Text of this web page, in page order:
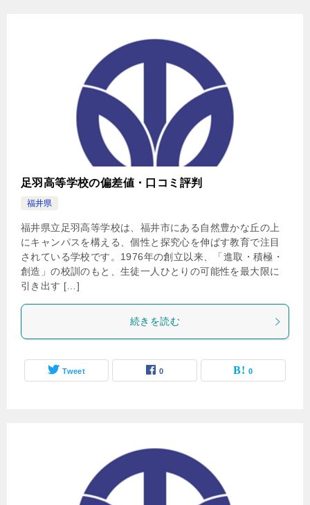
足羽高等学校の偏差値・口コミ評判
福井県
福井県立足羽高等学校は、福井市にある自然豊かな丘の上
にキャンパスを構える、個性と探究心を伸ばす教育で注目
されている学校です。1976年の創立以来、「進取・積極・
創造」の校訓のもと、生徒一人ひとりの可能性を最大限に
引き出す […]
続きを読む
Tweet 0 0